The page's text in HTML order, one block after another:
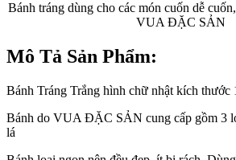
Bánh tráng dùng cho các món cuốn dễ
VUA ĐẶC SẢN
Mô Tả Sản Phẩm:
Bánh Tráng Trắng hình chữ nhật kích thước
Bánh do VUA ĐẶC SẢN cung cấp gồm 3
lá